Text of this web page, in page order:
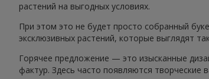
растений на выгодных условиях.
При этом это не будет просто собранный
эксклюзивных растений, которые выглядят
Горячее предложение — это изысканные
фактур. Здесь часто появляются творческие